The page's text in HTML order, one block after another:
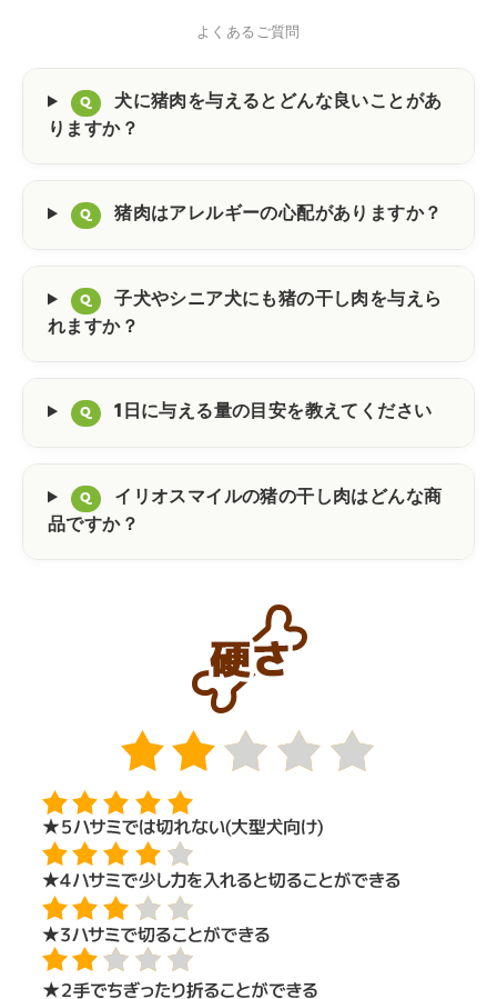
よくあるご質問
Q
犬に猪肉を与えるとどんな良いことがあ
りますか？
Q 猪肉はアレルギーの心配がありますか？
Q
子犬やシニア犬にも猪の干し肉を与えら
れますか？
Q 1日に与える量の目安を教えてください
Q
イリオスマイルの猪の干し肉はどんな商
品ですか？